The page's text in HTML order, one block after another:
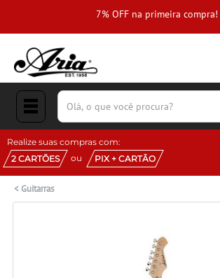
7% OFF na primeira compra!
(pesquisar)
Realize suas compras com:
2 CARTÕES
ou PIX + CARTÃO
<Guitarras